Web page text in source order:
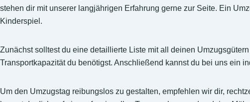
stehen dir mit unserer langjährigen Erfahrung gerne zur Seite. Ein
Kinderspiel.
Zunächst solltest du eine detaillierte Liste mit all deinen
Transportkapazität du benötigst. Anschließend kannst du bei uns ein
Um den Umzugstag reibungslos zu gestalten, empfehlen wir dir,